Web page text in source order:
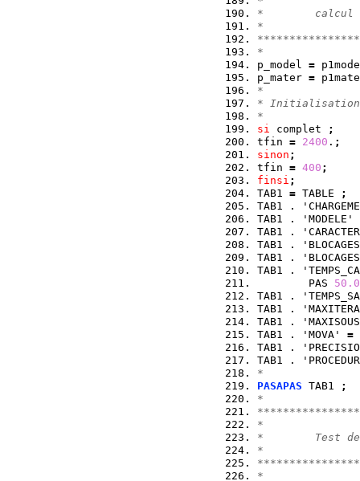
*
*
*
p_model =
p_mater =
*
* Initialisation
*
si complet
;
tfin = 2400 . ;
sinon ;
tfin = 400 ;
finsi ;
TAB1 = TABLE
;
TAB1 .
TAB1 . 'MODELE'
TAB1 .
TAB1 .
TAB1 .
TAB1 .
        PAS
50.0
TAB1 .
TAB1 .
TAB1 .
TAB1 . 'MOVA' =
TAB1 .
TAB1 .
*
PASAPAS TAB1
;
*
*
*        Test
*
*